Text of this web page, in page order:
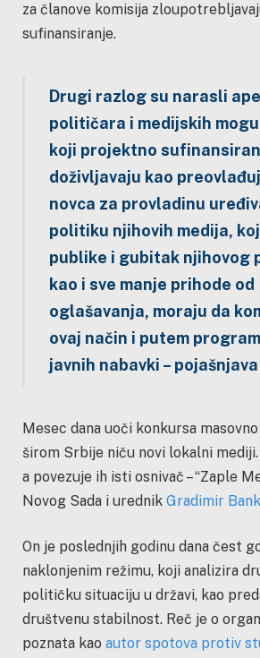
za članove komisija
sufinansiranje.
Drugi razlog su narasli
političara i medijskih
koji projektno
doživljavaju kao
novca za provladinu
politiku njihovih medija,
publike i gubitak njihovog
kao i sve manje prihode od
oglašavanja, moraju da
ovaj način i putem
javnih nabavki –
Mesec dana uoči konkursa
širom Srbije niču novi lokalni mediji.
a povezuje ih isti osnivač – “Zaple
Novog Sada i urednik Gradimir
On je poslednjih godinu dana čest
naklonjenim režimu, koji analizira
političku situaciju u državi, kao
društvenu stabilnost. Reč je o
poznata kao autor spotova protiv